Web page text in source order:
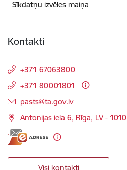
Sīkdatņu izvēles maiņa
Kontakti
+371 67063800
+371 80001801
E-pasts:
pasts@ta.gov.lv
Antonijas iela 6, Rīga, LV - 1010
Visi kontakti